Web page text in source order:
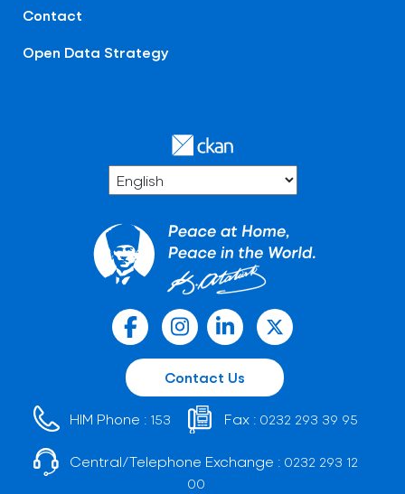
Contact
Open Data Strategy
Contact Us
HIM Phone : 153 Fax : 0232 293 39 95
Central/Telephone Exchange : 0232 293 12
00